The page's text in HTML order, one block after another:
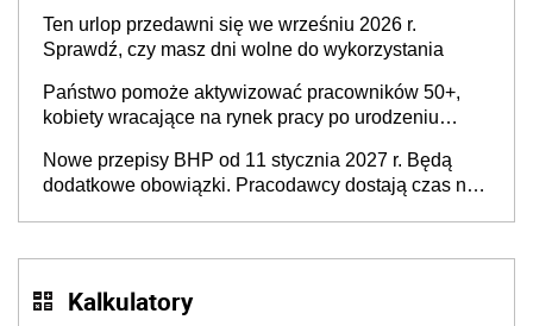
Ten urlop przedawni się we wrześniu 2026 r.
Sprawdź, czy masz dni wolne do wykorzystania
Państwo pomoże aktywizować pracowników 50+,
kobiety wracające na rynek pracy po urodzeniu
neuroatypowe. Powstanie Fundusz na rzecz
Inkluzywności w Zatrudnianiu?
Nowe przepisy BHP od 11 stycznia 2027 r. Będą
dodatkowe obowiązki. Pracodawcy dostają czas na
Kalkulatory